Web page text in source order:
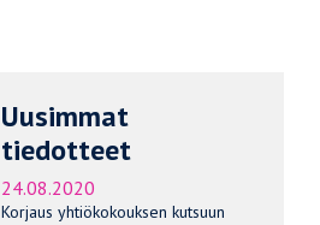
Uusimmat
tiedotteet
24.08.2020
Korjaus yhtiökokouksen kutsuun